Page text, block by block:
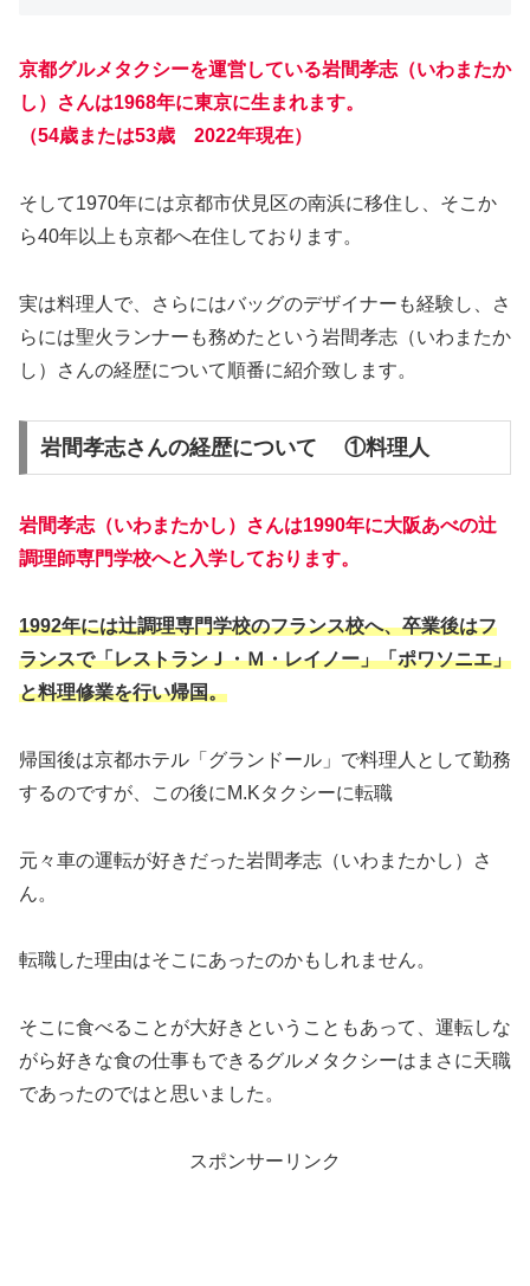
京都グルメタクシーを運営している岩間孝志（いわまたか
し）さんは1968年に東京に生まれます。
（54歳または53歳 2022年現在）
そして1970年には京都市伏見区の南浜に移住し、そこか
ら40年以上も京都へ在住しております。
実は料理人で、さらにはバッグのデザイナーも経験し、さ
らには聖火ランナーも務めたという岩間孝志（いわまたか
し）さんの経歴について順番に紹介致します。
岩間孝志さんの経歴について ①料理人
岩間孝志（いわまたかし）さんは1990年に大阪あべの辻
調理師専門学校へと入学しております。
1992年には辻調理専門学校のフランス校へ、卒業後はフ
ランスで「レストランＪ・Ｍ・レイノー」「ポワソニエ」
と料理修業を行い帰国。
帰国後は京都ホテル「グランドール」で料理人として勤務
するのですが、この後にM.Kタクシーに転職
元々車の運転が好きだった岩間孝志（いわまたかし）さ
ん。
転職した理由はそこにあったのかもしれません。
そこに食べることが大好きということもあって、運転しな
がら好きな食の仕事もできるグルメタクシーはまさに天職
であったのではと思いました。
スポンサーリンク